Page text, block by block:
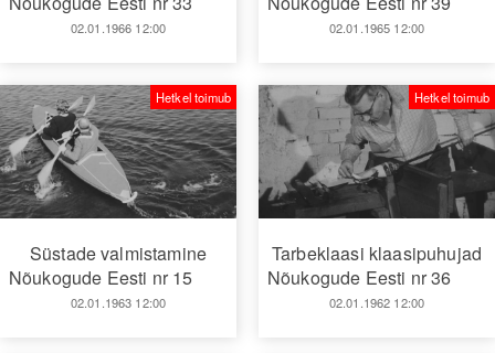
02.01.1966 12:00 02.01.1965 12:00
Süstade valmistamine
Nõukogude Eesti nr 15
02.01.1963 12:00
Hetkel toimub
Tarbeklaasi klaasipuhujad
Nõukogude Eesti nr 36
02.01.1962 12:00
Hetkel toimub